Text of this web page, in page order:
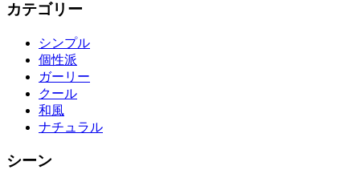
カテゴリー
シンプル
個性派
ガーリー
クール
和風
ナチュラル
シーン